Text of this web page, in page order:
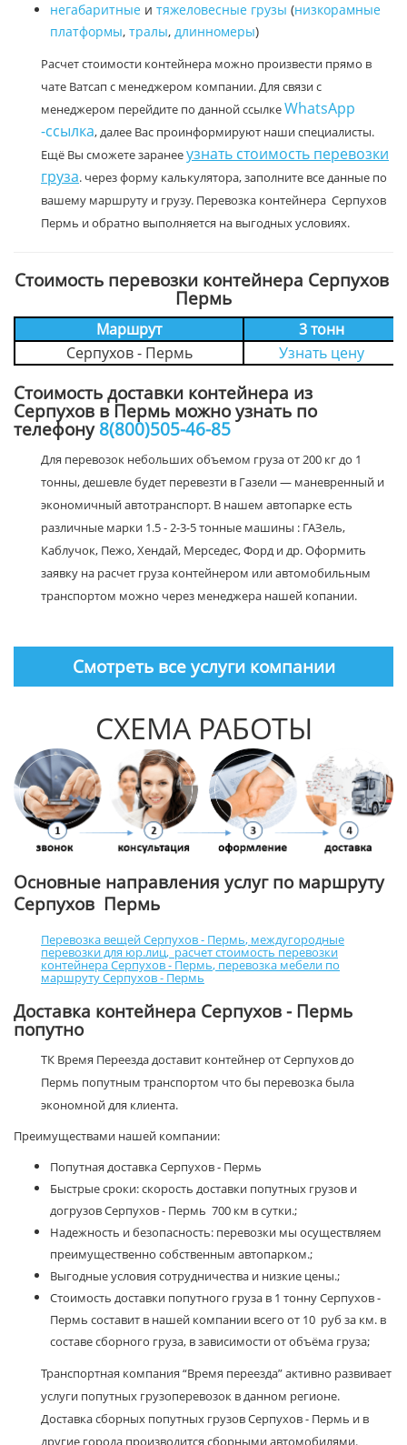
негабаритные и тяжеловесные грузы (низкорамные
платформы, тралы, длинномеры)
Расчет стоимости контейнера можно произвести прямо в
чате Ватсап с менеджером компании. Для связи с
менеджером перейдите по данной ссылкеWhatsApp
-ссылка, далее Вас проинформируют наши специалисты.
Ещё Вы сможете заранееузнать стоимость перевозки
груза. через форму калькулятора, заполните все данные по
вашему маршруту и грузу. Перевозка контейнера Серпухов
Пермь и обратно выполняется на выгодных условиях.
Стоимость перевозки контейнера Серпухов
Пермь
Маршрут
3 тонн
Серпухов - Пермь
Узнать цену
Стоимость доставки контейнера из
Серпухов в Пермь можно узнать по
телефону 8(800)505-46-85
Для перевозок небольших объемом груза от 200 кг до 1
тонны, дешевле будет перевезти в Газели — маневренный и
экономичный автотранспорт. В нашем автопарке есть
различные марки 1.5 - 2-3-5 тонные машины : ГАЗель,
Каблучок, Пежо, Хендай, Мерседес, Форд и др. Оформить
заявку на расчет груза контейнером или автомобильным
транспортом можно через менеджера нашей копании.
Смотреть все услуги компании
СХЕМА РАБОТЫ
Основные направления услуг по маршруту
Серпухов Пермь
Перевозка вещей Серпухов - Пермь, междугородные
перевозки для юр.лиц,расчет стоимость перевозки
контейнера Серпухов - Пермь, перевозка мебели по
маршруту Серпухов - Пермь
Доставка контейнера Серпухов - Пермь
попутно
ТК Время Переезда доставит контейнер от Серпухов до
Пермь попутным транспортом что бы перевозка была
экономной для клиента.
Преимуществами нашей компании:
Попутная доставка Серпухов - Пермь
Быстрые сроки: скорость доставки попутных грузов и
догрузов Серпухов - Пермь 700 км в сутки.;
Надежность и безопасность: перевозки мы осуществляем
преимущественно собственным автопарком.;
Выгодные условия сотрудничества и низкие цены.;
Стоимость доставки попутного груза в 1 тонну Серпухов -
Пермь составит в нашей компании всего от 10 руб за км. в
составе сборного груза, в зависимости от объёма груза;
Транспортная компания “Время переезда” активно развивает
услуги попутных грузоперевозок в данном регионе.
Доставка сборных попутных грузов Серпухов - Пермь и в
другие города производится сборными автомобилями.